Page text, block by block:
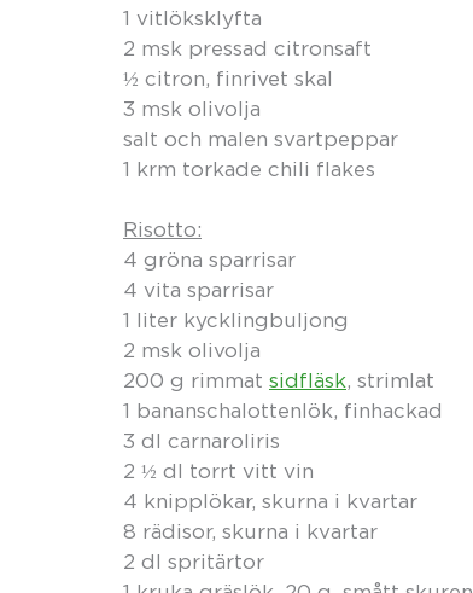
1 vitlöksklyfta
2 msk pressad citronsaft
½ citron, finrivet skal
3 msk olivolja
salt och malen svartpeppar
1 krm torkade chili flakes
Risotto:
4 gröna sparrisar
4 vita sparrisar
1 liter kycklingbuljong
2 msk olivolja
200 g rimmat sidfläsk, strimlat
1 bananschalottenlök, finhackad
3 dl carnaroliris
2 ½ dl torrt vitt vin
4 knipplökar, skurna i kvartar
8 rädisor, skurna i kvartar
2 dl spritärtor